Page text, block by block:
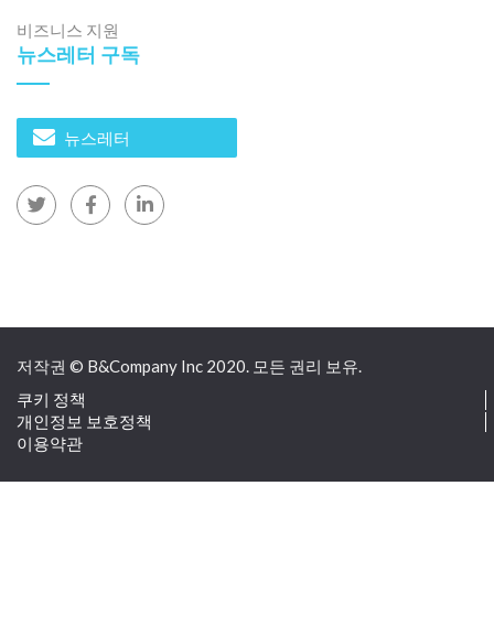
비즈니스 지원
뉴스레터 구독
뉴스레터
저작권 © B&Company Inc 2020. 모든 권리 보유.
쿠키 정책
개인정보 보호정책
이용약관